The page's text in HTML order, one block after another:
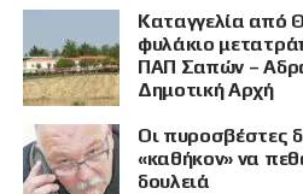
Καταγγελία από
φυλάκιο
ΠΑΠ Σαπών –
Δημοτική Αρχή
Οι πυροσβέστες
«καθήκον» να
δουλειά